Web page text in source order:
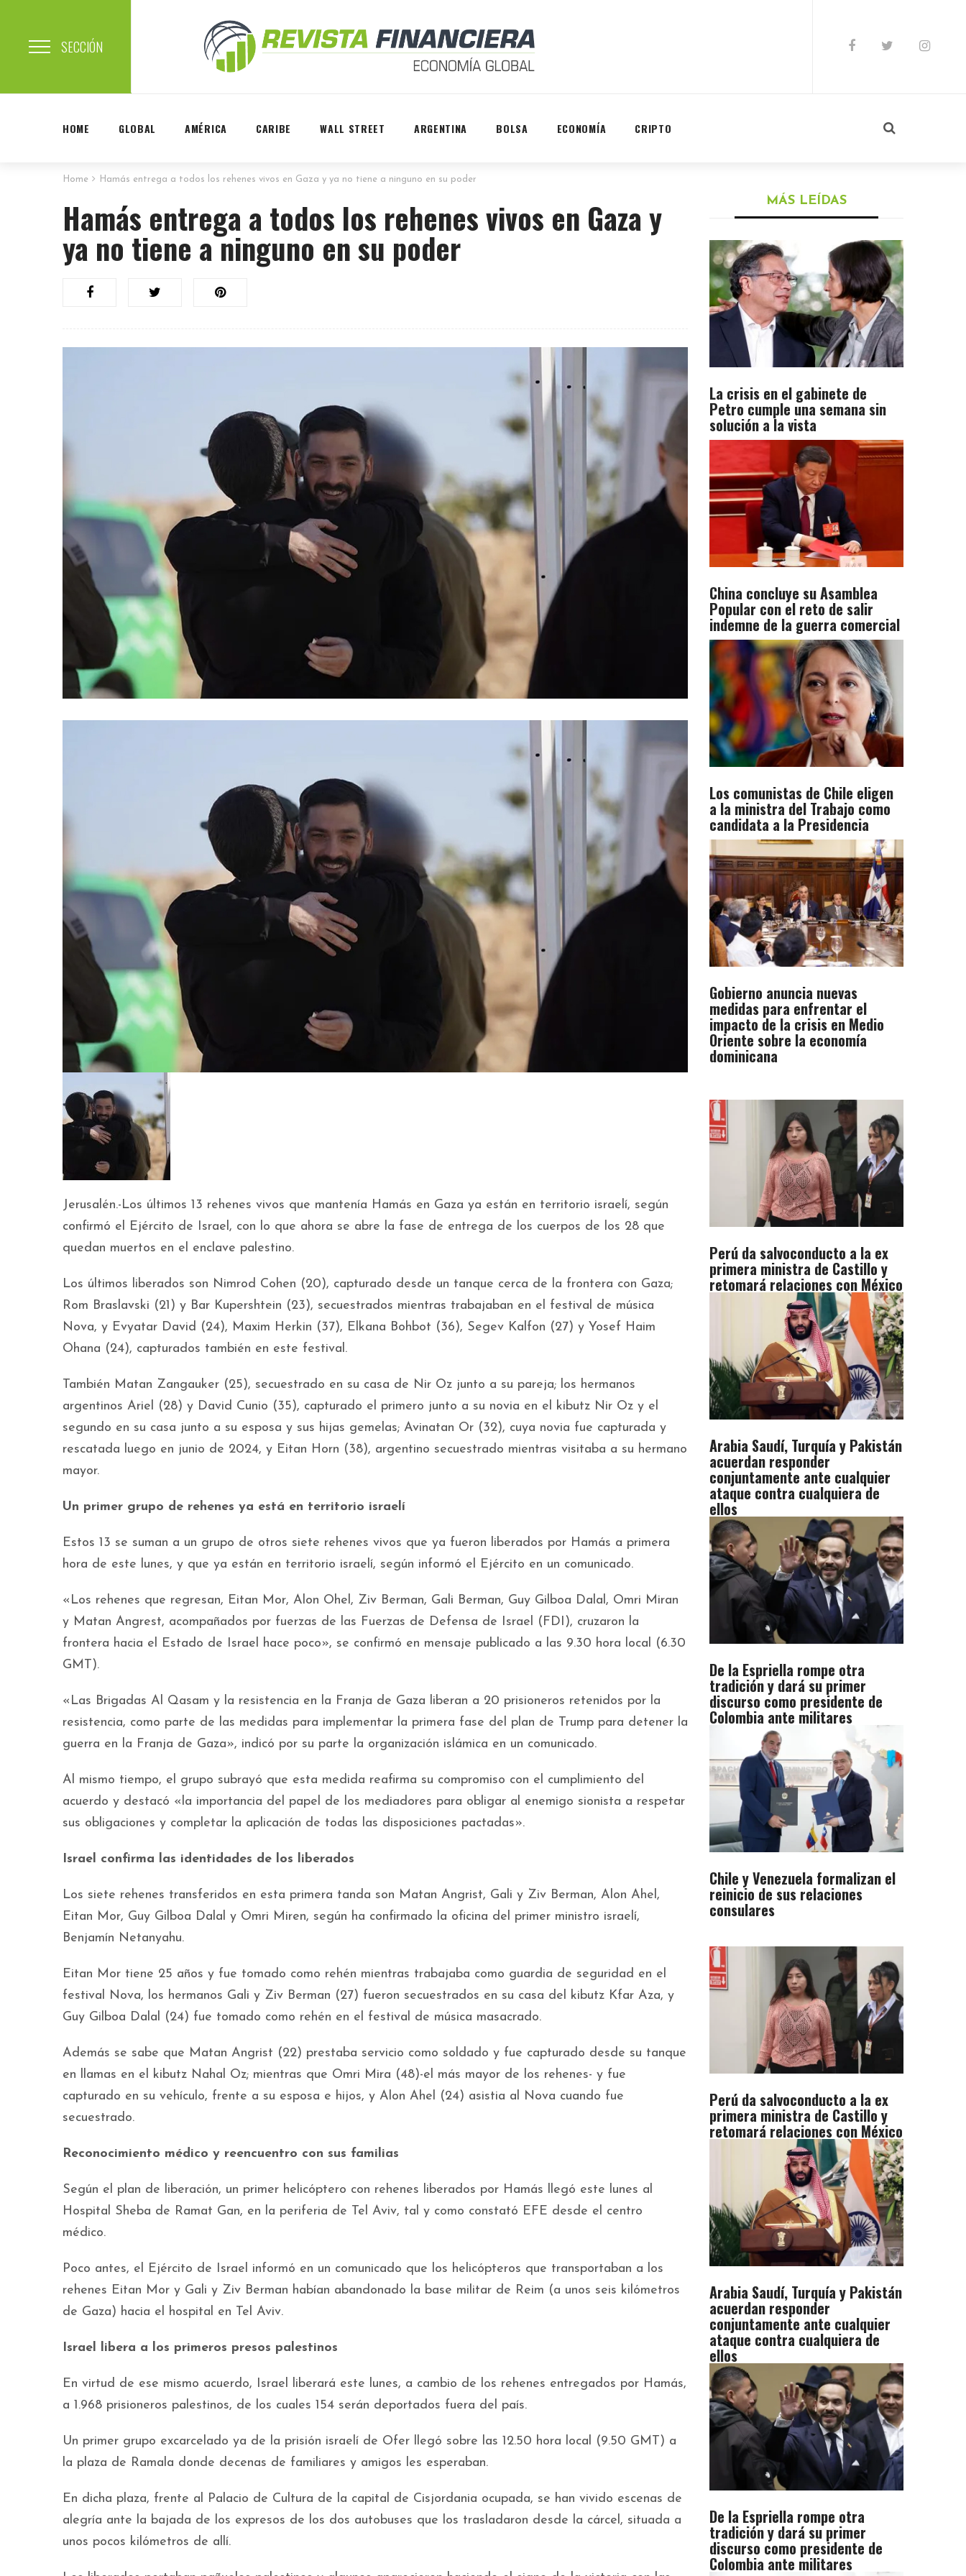
SECCIÓN
HOME GLOBAL AMÉRICA CARIBE WALL STREET ARGENTINA BOLSA ECONOMÍA CRIPTO
Home Hamás entrega a todos los rehenes vivos en Gaza y ya no tiene a ninguno en su poder
Hamás entrega a todos los rehenes vivos en Gaza y
ya no tiene a ninguno en su poder
Jerusalén.-Los últimos 13 rehenes vivos que mantenía Hamás en Gaza ya están en territorio israelí, según
confirmó el Ejército de Israel, con lo que ahora se abre la fase de entrega de los cuerpos de los 28 que
quedan muertos en el enclave palestino.
Los últimos liberados son Nimrod Cohen (20), capturado desde un tanque cerca de la frontera con Gaza;
Rom Braslavski (21) y Bar Kupershtein (23), secuestrados mientras trabajaban en el festival de música
Nova, y Evyatar David (24), Maxim Herkin (37), Elkana Bohbot (36), Segev Kalfon (27) y Yosef Haim
Ohana (24), capturados también en este festival.
También Matan Zangauker (25), secuestrado en su casa de Nir Oz junto a su pareja; los hermanos
argentinos Ariel (28) y David Cunio (35), capturado el primero junto a su novia en el kibutz Nir Oz y el
segundo en su casa junto a su esposa y sus hijas gemelas; Avinatan Or (32), cuya novia fue capturada y
rescatada luego en junio de 2024, y Eitan Horn (38), argentino secuestrado mientras visitaba a su hermano
mayor.
Un primer grupo de rehenes ya está en territorio israelí
Estos 13 se suman a un grupo de otros siete rehenes vivos que ya fueron liberados por Hamás a primera
hora de este lunes, y que ya están en territorio israelí, según informó el Ejército en un comunicado.
«Los rehenes que regresan, Eitan Mor, Alon Ohel, Ziv Berman, Gali Berman, Guy Gilboa Dalal, Omri Miran
y Matan Angrest, acompañados por fuerzas de las Fuerzas de Defensa de Israel (FDI), cruzaron la
frontera hacia el Estado de Israel hace poco», se confirmó en mensaje publicado a las 9.30 hora local (6.30
GMT).
«Las Brigadas Al Qasam y la resistencia en la Franja de Gaza liberan a 20 prisioneros retenidos por la
resistencia, como parte de las medidas para implementar la primera fase del plan de Trump para detener la
guerra en la Franja de Gaza», indicó por su parte la organización islámica en un comunicado.
Al mismo tiempo, el grupo subrayó que esta medida reafirma su compromiso con el cumplimiento del
acuerdo y destacó «la importancia del papel de los mediadores para obligar al enemigo sionista a respetar
sus obligaciones y completar la aplicación de todas las disposiciones pactadas».
Israel confirma las identidades de los liberados
Los siete rehenes transferidos en esta primera tanda son Matan Angrist, Gali y Ziv Berman, Alon Ahel,
Eitan Mor, Guy Gilboa Dalal y Omri Miren, según ha confirmado la oficina del primer ministro israelí,
Benjamín Netanyahu.
Eitan Mor tiene 25 años y fue tomado como rehén mientras trabajaba como guardia de seguridad en el
festival Nova, los hermanos Gali y Ziv Berman (27) fueron secuestrados en su casa del kibutz Kfar Aza, y
Guy Gilboa Dalal (24) fue tomado como rehén en el festival de música masacrado.
Además se sabe que Matan Angrist (22) prestaba servicio como soldado y fue capturado desde su tanque
en llamas en el kibutz Nahal Oz; mientras que Omri Mira (48)-el más mayor de los rehenes- y fue
capturado en su vehículo, frente a su esposa e hijos, y Alon Ahel (24) asistia al Nova cuando fue
secuestrado.
Reconocimiento médico y reencuentro con sus familias
Según el plan de liberación, un primer helicóptero con rehenes liberados por Hamás llegó este lunes al
Hospital Sheba de Ramat Gan, en la periferia de Tel Aviv, tal y como constató EFE desde el centro
médico.
Poco antes, el Ejército de Israel informó en un comunicado que los helicópteros que transportaban a los
rehenes Eitan Mor y Gali y Ziv Berman habían abandonado la base militar de Reim (a unos seis kilómetros
de Gaza) hacia el hospital en Tel Aviv.
Israel libera a los primeros presos palestinos
En virtud de ese mismo acuerdo, Israel liberará este lunes, a cambio de los rehenes entregados por Hamás,
a 1.968 prisioneros palestinos, de los cuales 154 serán deportados fuera del país.
Un primer grupo excarcelado ya de la prisión israelí de Ofer llegó sobre las 12.50 hora local (9.50 GMT) a
la plaza de Ramala donde decenas de familiares y amigos les esperaban.
En dicha plaza, frente al Palacio de Cultura de la capital de Cisjordania ocupada, se han vivido escenas de
alegría ante la bajada de los expresos de los dos autobuses que los trasladaron desde la cárcel, situada a
unos pocos kilómetros de allí.
MÁS LEÍDAS
La crisis en el gabinete de
Petro cumple una semana sin
solución a la vista
China concluye su Asamblea
Popular con el reto de salir
indemne de la guerra comercial
Los comunistas de Chile eligen
a la ministra del Trabajo como
candidata a la Presidencia
Gobierno anuncia nuevas
medidas para enfrentar el
impacto de la crisis en Medio
Oriente sobre la economía
dominicana
Perú da salvoconducto a la ex
primera ministra de Castillo y
retomará relaciones con México
Arabia Saudí, Turquía y Pakistán
acuerdan responder
conjuntamente ante cualquier
ataque contra cualquiera de
ellos
De la Espriella rompe otra
tradición y dará su primer
discurso como presidente de
Colombia ante militares
Chile y Venezuela formalizan el
reinicio de sus relaciones
consulares
Perú da salvoconducto a la ex
primera ministra de Castillo y
retomará relaciones con México
Arabia Saudí, Turquía y Pakistán
acuerdan responder
conjuntamente ante cualquier
ataque contra cualquiera de
ellos
De la Espriella rompe otra
tradición y dará su primer
discurso como presidente de
Colombia ante militares